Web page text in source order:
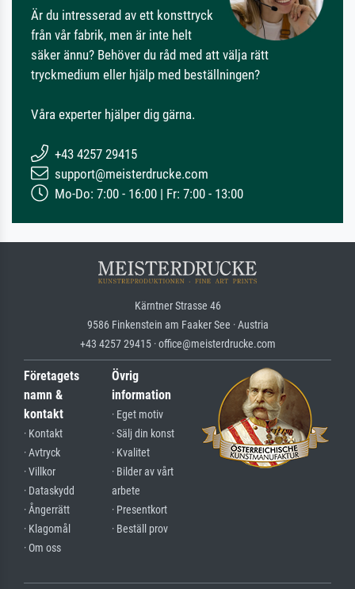
Är du intresserad av ett konsttryck
från vår fabrik, men är inte helt
säker ännu? Behöver du råd med att välja rätt
tryckmedium eller hjälp med beställningen?
Våra experter hjälper dig gärna.
+43 4257 29415
support@meisterdrucke.com
Mo-Do: 7:00 - 16:00 | Fr: 7:00 - 13:00
Kärntner Strasse 46
9586 Finkenstein am Faaker See · Austria
+43 4257 29415 · office@meisterdrucke.com
Företagets
namn &
kontakt
· Kontakt
· Avtryck
· Villkor
· Dataskydd
· Ångerrätt
· Klagomål
· Om oss
Övrig
information
· Eget motiv
· Sälj din konst
· Kvalitet
· Bilder av vårt
arbete
· Presentkort
· Beställ prov